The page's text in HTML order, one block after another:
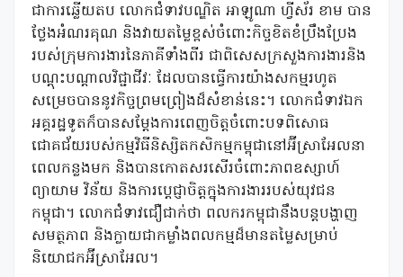
ជាការឆ្លើយតប លោកជំទាវបណ្ឌិត អាឡូណា ហ្វីស័រ ខាម បាន
ថ្លែងអំណរគុណ និងវាយតម្លៃខ្ពស់ចំពោះកិច្ចខិតខំប្រឹងប្រែង
របស់ក្រុមការងារនៃភាគីទាំងពីរ ជាពិសេសក្រសួងការងារនិង
បណ្ដុះបណ្ដាលវិជ្ជាជីវៈ ដែលបានធ្វើការយ៉ាងសកម្មរហូត
សម្រេចបាននូវកិច្ចព្រមព្រៀងដ៏សំខាន់នេះ។ លោកជំទាវឯក
អគ្គរដ្ឋទូតក៏បានសម្តែងការពេញចិត្តចំពោះបទពិសោធ
ជោគជ័យរបស់កម្មវិធីនិស្សិតកសិកម្មកម្ពុជានៅអ៊ីស្រាអែលនា
ពេលកន្លងមក និងបានកោតសរសើរចំពោះភាពឧស្សាហ៍
ព្យាយាម វិន័យ និងការប្តេជ្ញាចិត្តក្នុងការងាររបស់យុវជន
កម្ពុជា។ លោកជំទាវជឿជាក់ថា ពលករកម្ពុជានឹងបន្តបង្ហាញ
សមត្ថភាព និងក្លាយជាកម្លាំងពលកម្មដ៏មានតម្លៃសម្រាប់
និយោជកអ៊ីស្រាអែល។